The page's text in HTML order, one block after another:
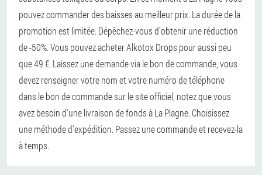
pouvez commander des baisses au meilleur prix. La durée de la
promotion est limitée. Dépêchez-vous d'obtenir une réduction
de -50%. Vous pouvez acheter Alkotox Drops pour aussi peu
que 49 €. Laissez une demande via le bon de commande, vous
devez renseigner votre nom et votre numéro de téléphone
dans le bon de commande sur le site officiel, notez que vous
avez besoin d'une livraison de fonds à La Plagne. Choisissez
une méthode d'expédition. Passez une commande et recevez-la
à temps.